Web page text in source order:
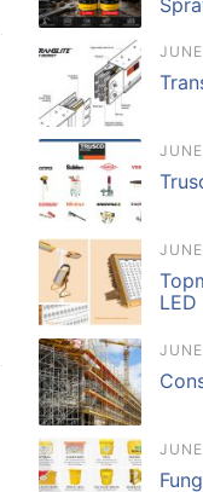
LED